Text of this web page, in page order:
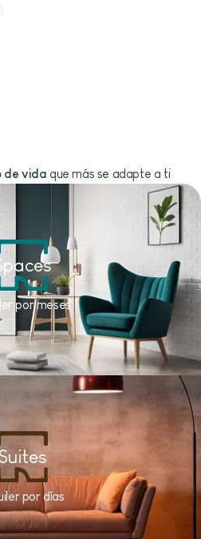
de vida que más se adapte a ti
por meses
por días